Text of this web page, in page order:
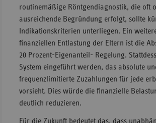
routinemäßige Röntgendiagnostik, die oft
ausreichende Begründung erfolgt, sollte
Indikationskriterien unterliegen. Ein
finanziellen Entlastung der Eltern ist die
20 Prozent-Eigenanteil- Regelung.
System eingeführt werden, das absolute
frequenzlimitierte Zuzahlungen für jede
vorsieht. Dies würde die finanzielle
deutlich reduzieren.
Für die Zukunft bedeutet das, dass